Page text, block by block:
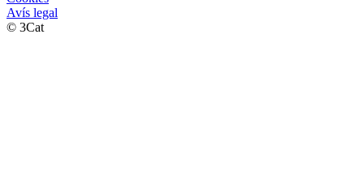
Avís legal
© 3Cat